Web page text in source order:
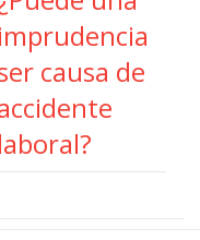
imprudencia
causa de
laboral?